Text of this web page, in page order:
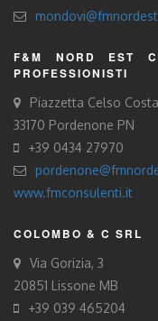
F&M NORD EST
PROFESSIONISTI
Piazzetta Celso
33170 Pordenone PN
+39 0434 27970
www.fmconsulenti.it
COLOMBO & C SRL
Via Gorizia, 3
20851 Lissone MB
+39 039 465204